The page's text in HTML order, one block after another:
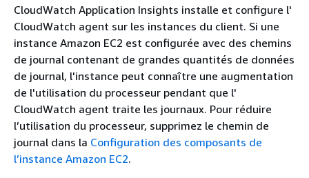
CloudWatch Application Insights installe et configure l'
CloudWatch agent sur les instances du client. Si une
instance Amazon EC2 est configurée avec des chemins
de journal contenant de grandes quantités de données
de journal, l'instance peut connaître une augmentation
de l'utilisation du processeur pendant que l'
CloudWatch agent traite les journaux. Pour réduire
l’utilisation du processeur, supprimez le chemin de
journal dans la Configuration des composants de
l’instance Amazon EC2.